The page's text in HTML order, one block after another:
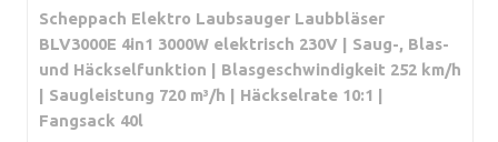
Scheppach Elektro Laubsauger Laubbläser
BLV3000E 4in1 3000W elektrisch 230V | Saug-, Blas-
und Häckselfunktion | Blasgeschwindigkeit 252 km/h
| Saugleistung 720 m³/h | Häckselrate 10:1 |
Fangsack 40l